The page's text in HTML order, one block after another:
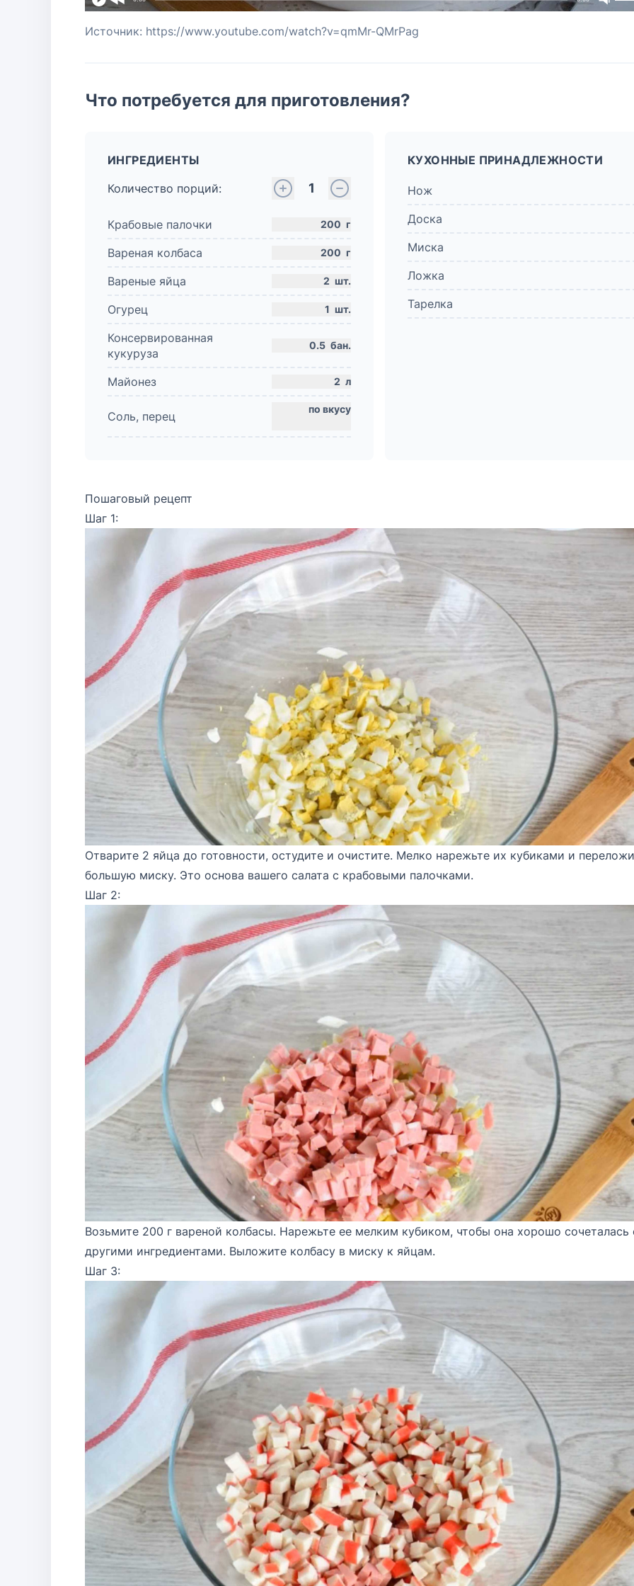
Источник: https://www.youtube.com/watch?v=qmMr-QMrPag
Что потребуется для приготовления?
ИНГРЕДИЕНТЫ
Количество порций:
1
Крабовые палочки 200 г
Вареная колбаса 200 г
Вареные яйца 2 шт.
Огурец 1 шт.
Консервированная
кукуруза
0.5 бан.
Майонез 2 л
Соль, перец
КУХОННЫЕ ПРИНАДЛЕЖНОСТИ
Нож
Доска
Миска
Ложка
Тарелка
Пошаговый рецепт
Шаг 1:
Отварите 2 яйца до готовности, остудите и очистите. Мелко нарежьте их кубиками и
большую миску. Это основа вашего салата с крабовыми палочками.
Шаг 2:
Возьмите 200 г вареной колбасы. Нарежьте ее мелким кубиком, чтобы она хорошо сочеталась
другими ингредиентами. Выложите колбасу в миску к яйцам.
Шаг 3: